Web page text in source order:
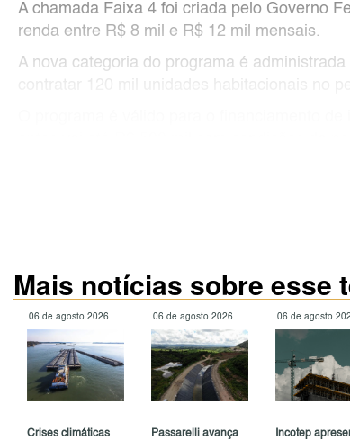
A chamada Faixa 4 foi criada pelo Governo
renda entre R$ 8 mil e R$ 12 mil mensais.
A nova categoria do programa é
Mais notícias sobre esse
06 de agosto 2026
Crises climáticas
06 de agosto 2026
Passarelli avança
06 de agosto
Incotep